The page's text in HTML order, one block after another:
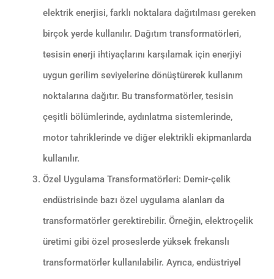
elektrik enerjisi, farklı noktalara dağıtılması gereken
birçok yerde kullanılır. Dağıtım transformatörleri,
tesisin enerji ihtiyaçlarını karşılamak için enerjiyi
uygun gerilim seviyelerine dönüştürerek kullanım
noktalarına dağıtır. Bu transformatörler, tesisin
çeşitli bölümlerinde, aydınlatma sistemlerinde,
motor tahriklerinde ve diğer elektrikli ekipmanlarda
kullanılır.
Özel Uygulama Transformatörleri: Demir-çelik
endüstrisinde bazı özel uygulama alanları da
transformatörler gerektirebilir. Örneğin, elektroçelik
üretimi gibi özel proseslerde yüksek frekanslı
transformatörler kullanılabilir. Ayrıca, endüstriyel